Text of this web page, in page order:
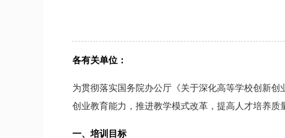
各有关单位：
为贯彻落实国务院办公厅《关于深化高等学校创新
创业教育能力，推进教学模式改革，提高人才培养
一、培训目标